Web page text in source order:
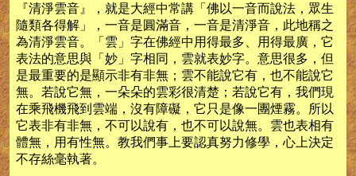
『清淨雲音』，就是大經中常講「佛以一音而說法，眾生
隨類各得解」，一音是圓滿音，一音是清淨音，此地稱之
為清淨雲音。「雲」字在佛經中用得最多、用得最廣，它
表法的意思與「妙」字相同，雲就表妙字。意思很多，但
是最重要的是顯示非有非無；雲不能說它有，也不能說它
無。若說它無，一朵朵的雲彩很清楚；若說它有，我們現
在乘飛機飛到雲端，沒有障礙，它只是像一團煙霧。所以
它表非有非無，不可以說有，也不可以說無。雲也表相有
體無，用有性無。教我們事上要認真努力修學，心上決定
不存絲毫執著。